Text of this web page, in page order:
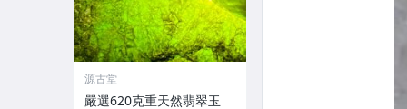
源古堂
嚴選620克重天然翡翠玉